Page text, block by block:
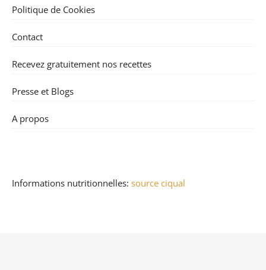
Politique de Cookies
Contact
Recevez gratuitement nos recettes
Presse et Blogs
A propos
Informations nutritionnelles: source ciqual